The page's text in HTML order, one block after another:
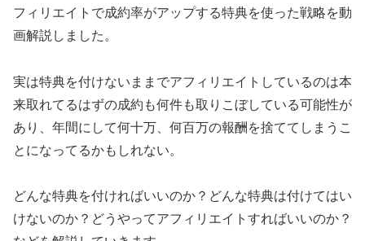
フィリエイトで成約率がアップする特典を使った戦略を動
画解説しました。
実は特典を付けないままでアフィリエイトしているのは本
来取れてるはずの成約も何件も取りこぼしている可能性が
あり、年間にして何十万、何百万の報酬を捨ててしまうこ
とになってるかもしれない。
どんな特典を付ければいいのか？どんな特典は付けてはい
けないのか？どうやってアフィリエイトすればいいのか？